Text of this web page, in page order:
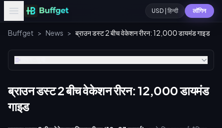
USD | हिन्दी लॉगिन
Buffget > News > ब्राउन डस्ट 2 बीच वेकेशन रीरन: 12,000 डायमंड गाइड
ब्राउन डस्ट 2 बीच वेकेशन रीरन: 12,000 डायमंड
गाइड